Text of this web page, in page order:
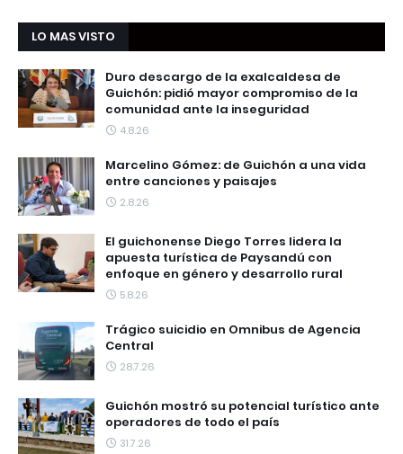
LO MAS VISTO
Duro descargo de la exalcaldesa de
Guichón: pidió mayor compromiso de la
comunidad ante la inseguridad
4.8.26
Marcelino Gómez: de Guichón a una vida
entre canciones y paisajes
2.8.26
El guichonense Diego Torres lidera la
apuesta turística de Paysandú con
enfoque en género y desarrollo rural
5.8.26
Trágico suicidio en Omnibus de Agencia
Central
28.7.26
Guichón mostró su potencial turístico ante
operadores de todo el país
31.7.26